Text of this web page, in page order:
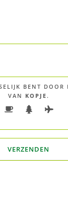
BENT DOOR
VAN KOPJE .